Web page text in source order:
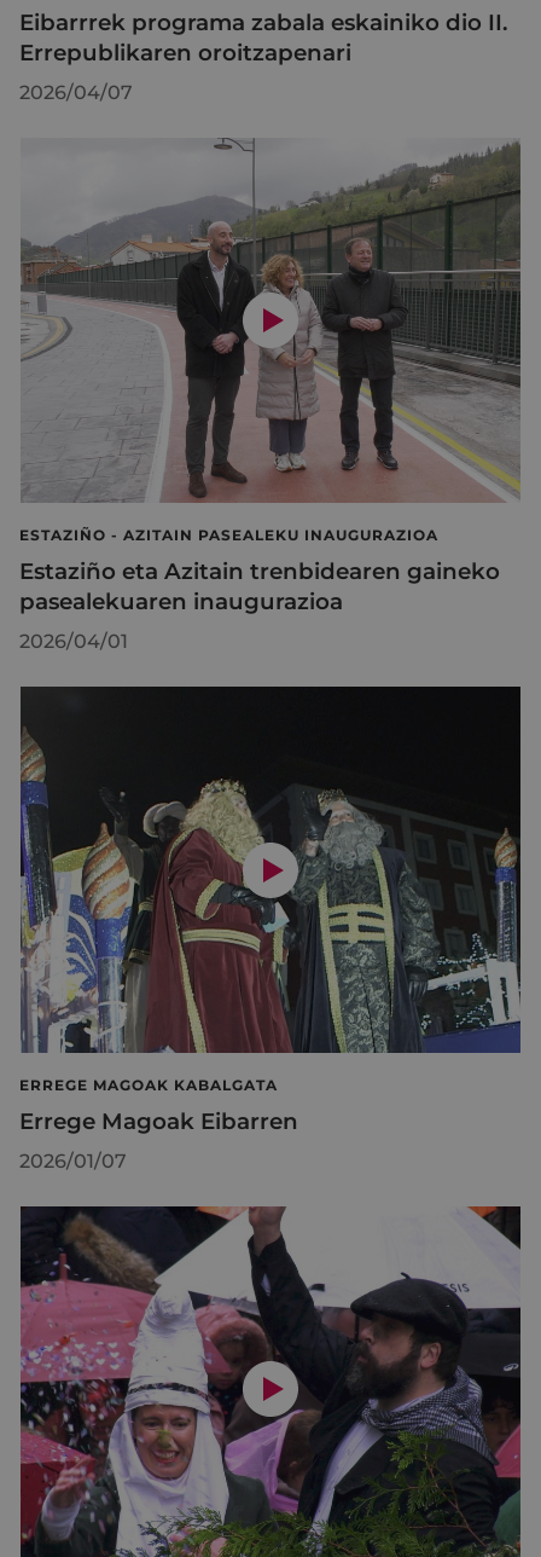
Eibarrrek programa zabala eskainiko dio II.
Errepublikaren oroitzapenari
2026/04/07
ESTAZIÑO - AZITAIN PASEALEKU INAUGURAZIOA
Estaziño eta Azitain trenbidearen gaineko
pasealekuaren inaugurazioa
2026/04/01
ERREGE MAGOAK KABALGATA
Errege Magoak Eibarren
2026/01/07